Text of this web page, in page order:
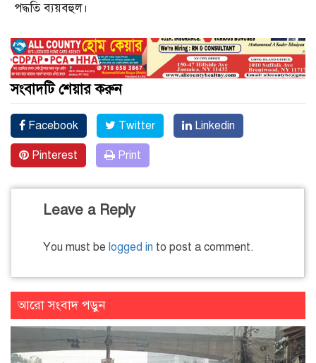
পদ্ধতি ব্যয়বহুল।
সংবাদটি শেয়ার করুন
Facebook Twitter Linkedin
Pinterest Print
Leave a Reply
You must be logged in to post a comment.
আরো সংবাদ পড়ুন